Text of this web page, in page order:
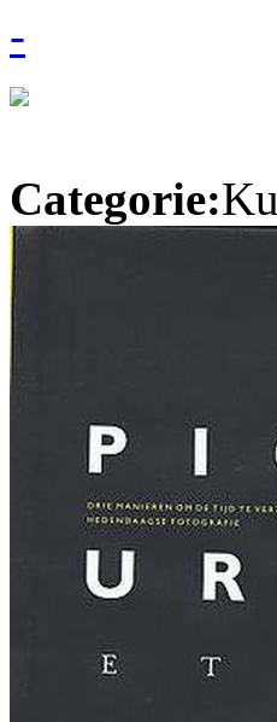
-
Categorie: